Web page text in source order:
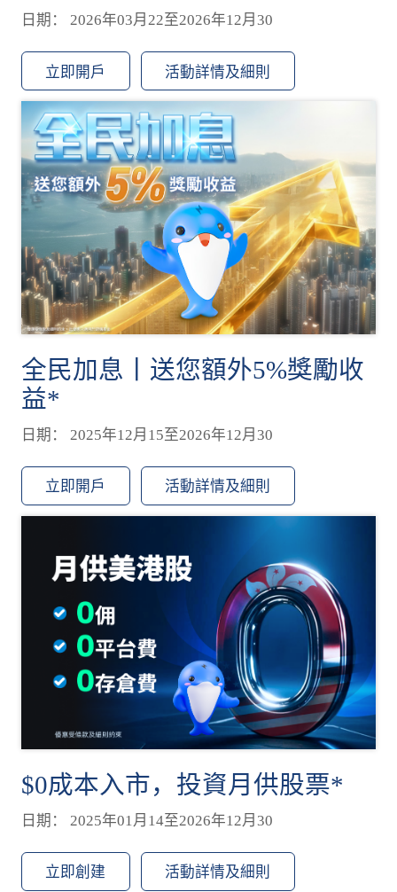
日期： 2026年03月22至2026年12月30
立即開戶 活動詳情及細則
全民加息丨送您額外5%獎勵收
益*
日期： 2025年12月15至2026年12月30
立即開戶 活動詳情及細則
$0成本入市，投資月供股票*
日期： 2025年01月14至2026年12月30
立即創建 活動詳情及細則